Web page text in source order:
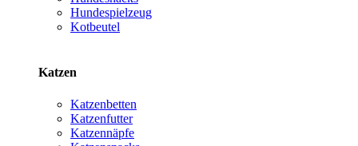
Hundespielzeug
Kotbeutel
Katzen
Katzenbetten
Katzenfutter
Katzennäpfe